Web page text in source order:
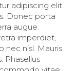
adipiscing elit.
Donec porta
augue.
imperdiet,
nec nisl. Mauris
Phasellus